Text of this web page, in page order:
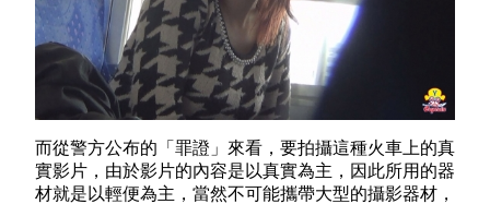
而從警方公布的「罪證」來看，要拍攝這種火車上的真
實影片，由於影片的內容是以真實為主，因此所用的器
材就是以輕便為主，當然不可能攜帶大型的攝影器材，